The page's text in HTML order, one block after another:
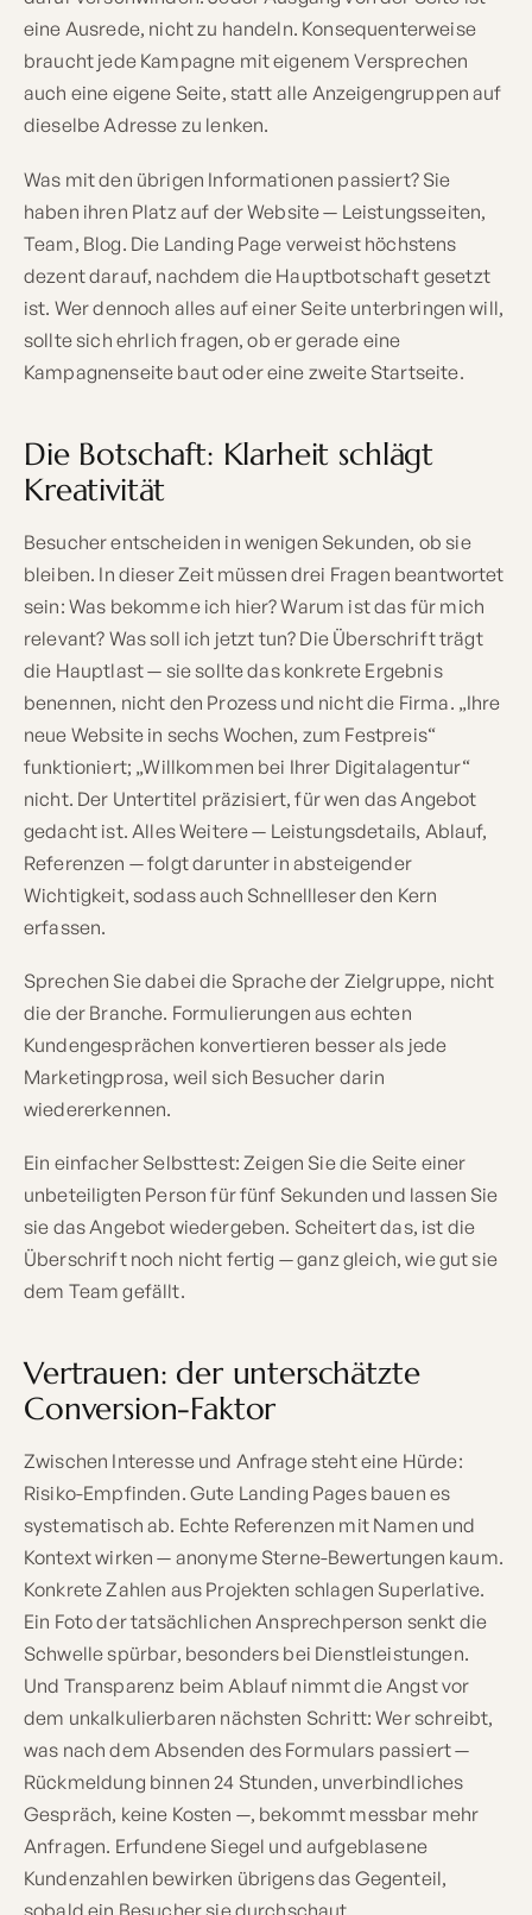
eine Ausrede, nicht zu handeln. Konsequenterweise
braucht jede Kampagne mit eigenem Versprechen
auch eine eigene Seite, statt alle Anzeigengruppen auf
dieselbe Adresse zu lenken.
Was mit den übrigen Informationen passiert? Sie
haben ihren Platz auf der Website — Leistungsseiten,
Team, Blog. Die Landing Page verweist höchstens
dezent darauf, nachdem die Hauptbotschaft gesetzt
ist. Wer dennoch alles auf einer Seite unterbringen will,
sollte sich ehrlich fragen, ob er gerade eine
Kampagnenseite baut oder eine zweite Startseite.
Die Botschaft: Klarheit schlägt
Kreativität
Besucher entscheiden in wenigen Sekunden, ob sie
bleiben. In dieser Zeit müssen drei Fragen beantwortet
sein: Was bekomme ich hier? Warum ist das für mich
relevant? Was soll ich jetzt tun? Die Überschrift trägt
die Hauptlast — sie sollte das konkrete Ergebnis
benennen, nicht den Prozess und nicht die Firma. „Ihre
neue Website in sechs Wochen, zum Festpreis“
funktioniert; „Willkommen bei Ihrer Digitalagentur“
nicht. Der Untertitel präzisiert, für wen das Angebot
gedacht ist. Alles Weitere — Leistungsdetails, Ablauf,
Referenzen — folgt darunter in absteigender
Wichtigkeit, sodass auch Schnellleser den Kern
erfassen.
Sprechen Sie dabei die Sprache der Zielgruppe, nicht
die der Branche. Formulierungen aus echten
Kundengesprächen konvertieren besser als jede
Marketingprosa, weil sich Besucher darin
wiedererkennen.
Ein einfacher Selbsttest: Zeigen Sie die Seite einer
unbeteiligten Person für fünf Sekunden und lassen Sie
sie das Angebot wiedergeben. Scheitert das, ist die
Überschrift noch nicht fertig — ganz gleich, wie gut sie
dem Team gefällt.
Vertrauen: der unterschätzte
Conversion-Faktor
Zwischen Interesse und Anfrage steht eine Hürde:
Risiko-Empfinden. Gute Landing Pages bauen es
systematisch ab. Echte Referenzen mit Namen und
Kontext wirken — anonyme Sterne-Bewertungen kaum.
Konkrete Zahlen aus Projekten schlagen Superlative.
Ein Foto der tatsächlichen Ansprechperson senkt die
Schwelle spürbar, besonders bei Dienstleistungen.
Und Transparenz beim Ablauf nimmt die Angst vor
dem unkalkulierbaren nächsten Schritt: Wer schreibt,
was nach dem Absenden des Formulars passiert —
Rückmeldung binnen 24 Stunden, unverbindliches
Gespräch, keine Kosten —, bekommt messbar mehr
Anfragen. Erfundene Siegel und aufgeblasene
Kundenzahlen bewirken übrigens das Gegenteil,